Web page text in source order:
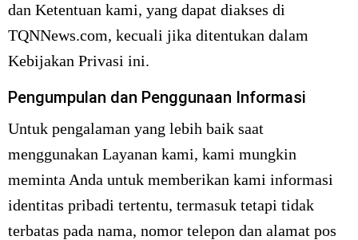
dan Ketentuan kami, yang dapat diakses di
TQNNews.com, kecuali jika ditentukan dalam
Kebijakan Privasi ini.
Pengumpulan dan Penggunaan Informasi
Untuk pengalaman yang lebih baik saat
menggunakan Layanan kami, kami mungkin
meminta Anda untuk memberikan kami informasi
identitas pribadi tertentu, termasuk tetapi tidak
terbatas pada nama, nomor telepon dan alamat pos